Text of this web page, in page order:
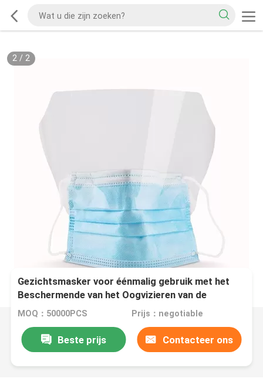
2/ 2
Gezichtsmasker voor éénmalig gebruik met het
Beschermende van het Oogvizieren van de
Schildbescherming Medische Masker
MOQ：50000PCS Prijs：negotiable
Beste prijs Contacteer ons